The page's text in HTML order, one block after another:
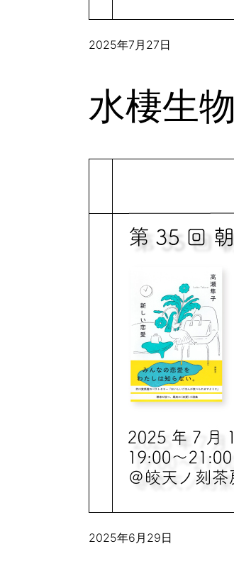
2025年7月27日
水棲生物
2025年6月29日